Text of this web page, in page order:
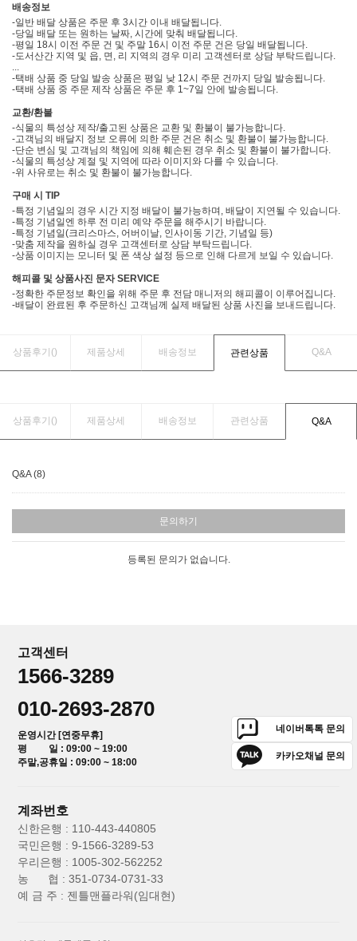
배송정보
-일반 배달 상품은 주문 후 3시간 이내 배달됩니다.
-당일 배달 또는 원하는 날짜, 시간에 맞춰 배달됩니다.
-평일 18시 이전 주문 건 및 주말 16시 이전 주문 건은 당일 배달됩니다.
-도서산간 지역 및 읍, 면, 리 지역의 경우 미리 고객센터로 상담 부탁드립니다.
-택배 상품 중 당일 발송 상품은 평일 낮 12시 주문 건까지 당일 발송됩니다.
-택배 상품 중 주문 제작 상품은 주문 후 1~7일 안에 발송됩니다.
교환/환불
-식물의 특성상 제작/출고된 상품은 교환 및 환불이 불가능합니다.
-고객님의 배달지 정보 오류에 의한 주문 건은 취소 및 환불이 불가능합니다.
-단순 변심 및 고객님의 책임에 의해 훼손된 경우 취소 및 환불이 불가합니다.
-식물의 특성상 계절 및 지역에 따라 이미지와 다를 수 있습니다.
-위 사유로는 취소 및 환불이 불가능합니다.
구매 시 TIP
-특정 기념일의 경우 시간 지정 배달이 불가능하며, 배달이 지연될 수 있습니다.
-특정 기념일엔 하루 전 미리 예약 주문을 해주시기 바랍니다.
-특정 기념일(크리스마스, 어버이날, 인사이동 기간, 기념일 등)
-맞춤 제작을 원하실 경우 고객센터로 상담 부탁드립니다.
-상품 이미지는 모니터 및 폰 색상 설정 등으로 인해 다르게 보일 수 있습니다.
해피콜 및 상품사진 문자 SERVICE
-정확한 주문정보 확인을 위해 주문 후 전담 매니저의 해피콜이 이루어집니다.
-배달이 완료된 후 주문하신 고객님께 실제 배달된 상품 사진을 보내드립니다.
상품후기() 제품상세 배송정보 관련상품 Q&A
상품후기() 제품상세 배송정보 관련상품 Q&A
Q&A (8)
문의하기
등록된 문의가 없습니다.
고객센터
1566-3289
010-2693-2870
운영시간 [연중무휴]
평 일 : 09:00 ~ 19:00
주말,공휴일 : 09:00 ~ 18:00
네이버톡톡 문의
카카오채널 문의
계좌번호
신한은행 : 110-443-440805
국민은행 : 9-1566-3289-53
우리은행 : 1005-302-562252
농 협 : 351-0734-0731-33
예 금 주 : 젠틀맨플라워(임대현)